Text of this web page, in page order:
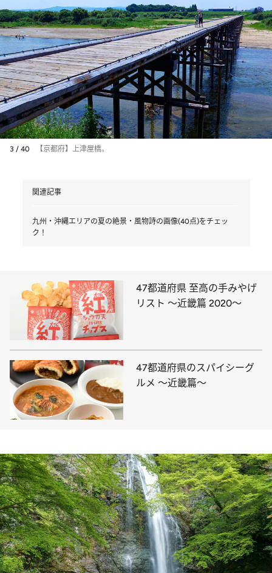
3 / 40 【京都府】上津屋橋。
関連記事
九州・沖縄エリアの夏の絶景・風物詩の画像(40点)をチェッ
ク！
47都道府県 至高の手みやげ
リスト ～近畿篇 2020～
47都道府県のスパイシーグ
ルメ ～近畿篇～